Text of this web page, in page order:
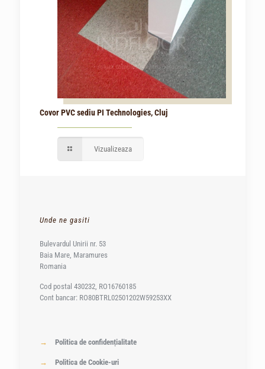
Covor PVC sediu PI Technologies, Cluj
Vizualizeaza
Unde ne gasiti
Bulevardul Unirii nr. 53
Baia Mare, Maramures
Romania
Cod postal 430232, RO16760185
Cont bancar: RO80BTRL02501202W59253XX
→ Politica de confidențialitate
→ Politica de Cookie-uri